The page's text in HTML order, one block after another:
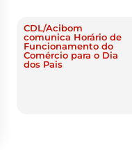
CDL/Acibom
comunica Horário de
Funcionamento do
Comércio para o Dia
dos Pais